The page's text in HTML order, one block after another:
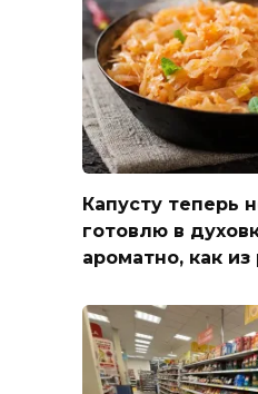
Капусту теперь
готовлю в
ароматно, как из